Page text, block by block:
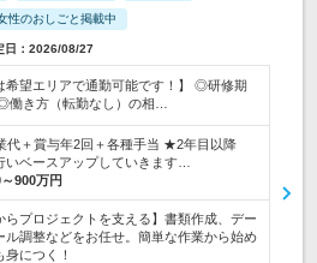
性のおしごと掲載中
日：2026/08/27
希望エリアで通勤可能です！】 ◎研修期
働き方（転勤なし）の相…
代＋賞与年2回＋各種手当 ★2年目以降
いベースアップしていきます…
900万円
らプロジェクトを支える】書類作成、デー
ル調整などをお任せ。簡単な作業から始め
につく！